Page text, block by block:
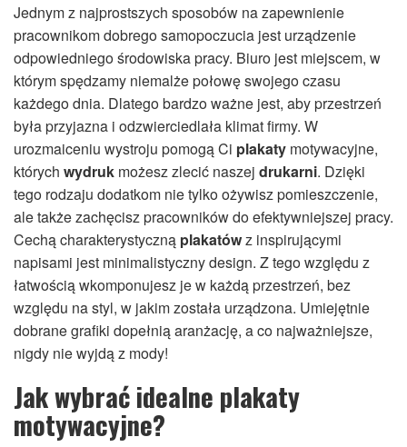
Jednym z najprostszych sposobów na zapewnienie
pracownikom dobrego samopoczucia jest urządzenie
odpowiedniego środowiska pracy. Biuro jest miejscem, w
którym spędzamy niemalże połowę swojego czasu
każdego dnia. Dlatego bardzo ważne jest, aby przestrzeń
była przyjazna i odzwierciedlała klimat firmy. W
urozmaiceniu wystroju pomogą Ci plakaty motywacyjne,
których wydruk możesz zlecić naszej drukarni. Dzięki
tego rodzaju dodatkom nie tylko ożywisz pomieszczenie,
ale także zachęcisz pracowników do efektywniejszej pracy.
Cechą charakterystyczną plakatówz inspirującymi
napisami jest minimalistyczny design. Z tego względu z
łatwością wkomponujesz je w każdą przestrzeń, bez
względu na styl, w jakim została urządzona. Umiejętnie
dobrane grafiki dopełnią aranżację, a co najważniejsze,
nigdy nie wyjdą z mody!
Jak wybrać idealne plakaty
motywacyjne?